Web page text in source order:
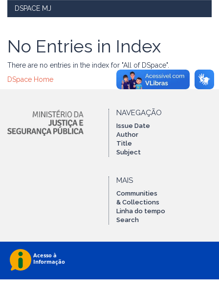
DSPACE MJ
No Entries in Index
There are no entries in the index for "All of DSpace".
DSpace Home
NAVEGAÇÃO
Issue Date
Author
Title
Subject
MAIS
Communities
& Collections
Linha do tempo
Search